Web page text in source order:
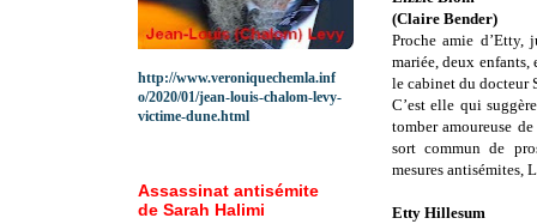
(Claire Bender)
Proche amie
mariée, deux enfants,
le cabinet du docteur
C’est elle qui
tomber amoureuse
sort commun de
mesures antisémites,
Etty Hillesum
http://www.veroniquechemla.inf
o/2020/01/jean-louis-chalom-levy-
victime-dune.html
Assassinat antisémite
de Sarah Halimi